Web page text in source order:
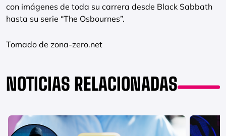
con imágenes de toda su carrera desde Black Sabbath
hasta su serie “The Osbournes”.
Tomado de zona-zero.net
NOTICIAS RELACIONADAS